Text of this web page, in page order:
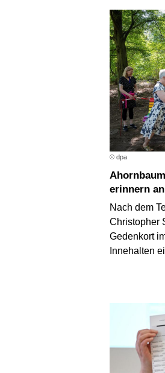
© dpa
Ahornbaum und Regenbogenbank
erinnern
Nach dem
Christopher
Gedenkort
Innehalten